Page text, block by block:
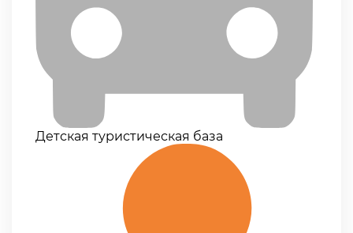
Детская туристическая база